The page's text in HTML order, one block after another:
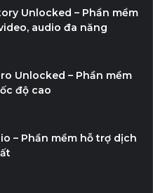
Unlocked – Phần mềm
audio đa năng
Unlocked – Phần mềm
độ cao
– Phần mềm hỗ trợ dịch